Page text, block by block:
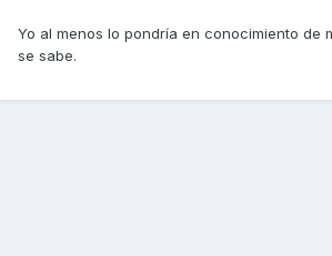
Yo al menos lo pondría en conocimiento de
se sabe.